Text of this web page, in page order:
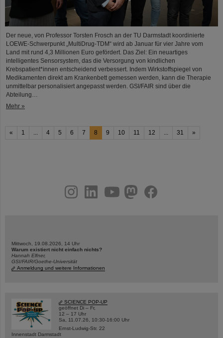
Der neue, von Professor Torsten Frosch an der TU Darmstadt koordinierte
LOEWE-Schwerpunkt „MultiDrug-TDM“ wird ab Januar für vier Jahre vom
Land mit rund 4,3 Millionen Euro gefördert. Das Ziel: Ein neuartiges
intelligentes Sensorsystem, das die Versorgung von kindlichen
Krebspatient*innen entscheidend verbessert. Indem Wirkstoffspiegel von
Medikamenten direkt am Krankenbett gemessen werden, kann die Therapie
unmittelbar personalisiert angepasst werden. GSI/FAIR sind über die
Abteilung…
Mehr »
« 1 ... 4 5 6 7 8 9 10 11 12 ... 31 »
youtubehelmholtz.socialfacebook
Mittwoch, 19.08.2026, 14 Uhr
Warum existiert nicht einfach nichts?
Hannah Elfner,
GSI/FAIR/Goethe-Universität
Anmeldung und weitere Informationen
SCIENCE POP-UP
geöffnet Di – Fr,
12 – 17 Uhr
Sa, 11.07.26, 10:30-16:00 Uhr
Ernst-Ludwig-Str. 22
Innenstadt Darmstadt